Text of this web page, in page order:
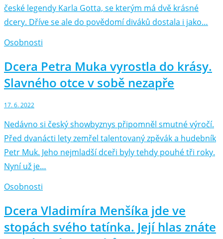
české legendy Karla Gotta, se kterým má dvě krásné
dcery. Dříve se ale do povědomí diváků dostala i jako…
Osobnosti
Dcera Petra Muka vyrostla do krásy.
Slavného otce v sobě nezapře
17. 6. 2022
Nedávno si český showbyznys připomněl smutné výročí.
Před dvanácti lety zemřel talentovaný zpěvák a hudebník
Petr Muk. Jeho nejmladší dceři byly tehdy pouhé tři roky.
Nyní už je…
Osobnosti
Dcera Vladimíra Menšíka jde ve
stopách svého tatínka. Její hlas znáte